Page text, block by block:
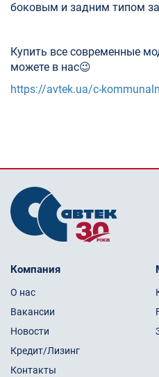
боковым и задним типом
Купить все современные
можете в нас😉
https://avtek.ua/c-
Компания
О нас
Вакансии
Новости
Кредит/Лизинг
Контакты